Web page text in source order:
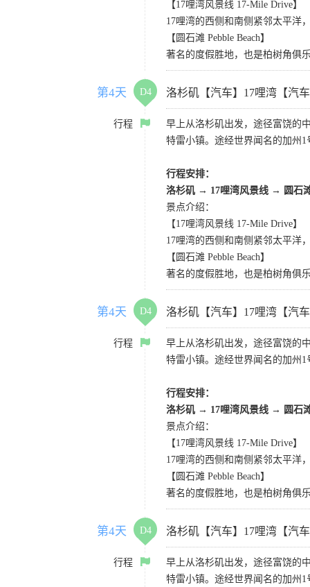
【17哩湾风景线 17-Mile Drive】
17哩湾的西侧和南侧紧邻太平洋
【圆石滩 Pebble Beach】
著名的度假胜地，也是柏树角俱
第4天 D4 洛杉矶【汽车】17哩湾【汽
行程
早上从洛杉矶出发，途径富饶的
特雷小镇。途经世界闻名的加州
行程安排：
洛杉矶 → 17哩湾风景线 → 圆石
景点介绍：
【17哩湾风景线 17-Mile Drive】
17哩湾的西侧和南侧紧邻太平洋
【圆石滩 Pebble Beach】
著名的度假胜地，也是柏树角俱
第4天 D4 洛杉矶【汽车】17哩湾【汽
行程
早上从洛杉矶出发，途径富饶的
特雷小镇。途经世界闻名的加州
行程安排：
洛杉矶 → 17哩湾风景线 → 圆石
景点介绍：
【17哩湾风景线 17-Mile Drive】
17哩湾的西侧和南侧紧邻太平洋
【圆石滩 Pebble Beach】
著名的度假胜地，也是柏树角俱
第4天 D4 洛杉矶【汽车】17哩湾【汽
行程
早上从洛杉矶出发，途径富饶的
特雷小镇。途经世界闻名的加州